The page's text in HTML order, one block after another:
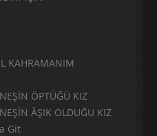
KAHRAMANIM
ÖPTÜĞÜ KIZ
ÂŞIK OLDUĞU KIZ
Git